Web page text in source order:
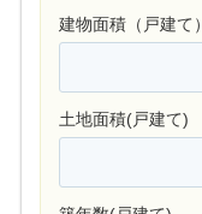
建物面積（戸建て）
土地面積(戸建て)